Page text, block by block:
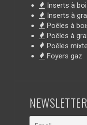
Inserts à
Inserts à
Poêles à
Poêles à
Poêles
Foyers gaz
NEWSLETTER